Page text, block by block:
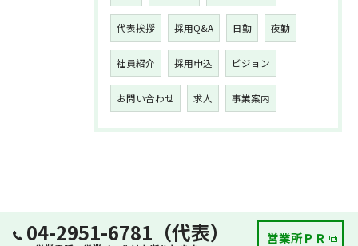
代表挨拶 採用Q&A 日勤 夜勤
社員紹介 採用申込 ビジョン
お問い合わせ 求人 事業案内
04-2951-6781（代表） 営業所ＰＲ